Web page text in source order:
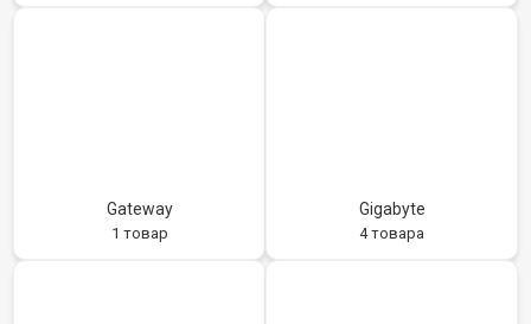
Gateway
1 товар
Gigabyte
4 товара